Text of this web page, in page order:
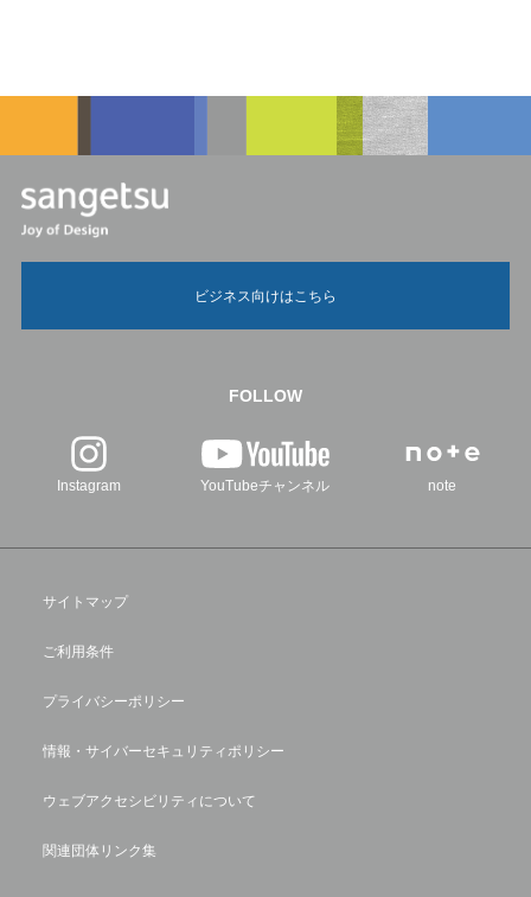
ビジネス向けはこちら
FOLLOW
Instagram YouTubeチャンネル note
サイトマップ
ご利用条件
プライバシーポリシー
情報・サイバーセキュリティポリシー
ウェブアクセシビリティについて
関連団体リンク集